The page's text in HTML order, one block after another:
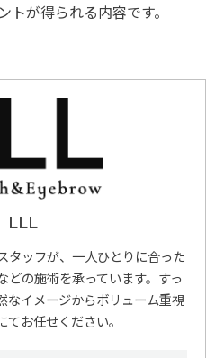
が得られる内容です。
LLL
タッフが、一人ひとりに合った
どの施術を承っています。すっ
なイメージからボリューム重視
お任せください。